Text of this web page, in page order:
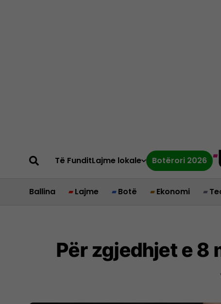
Të FunditLajme lokale Botërori 2026
Ballina Lajme Botë Ekonomi
Për zgjedhjet e 8